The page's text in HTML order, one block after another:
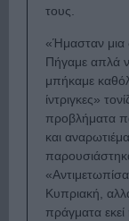
τους.
«Ήμασταν μια
Πήγαμε απλά
μπήκαμε
ίντριγκες»
προβλήματα
και
Κυπριακή,
πράγματα